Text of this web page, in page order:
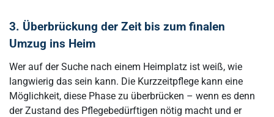
3. Überbrückung der Zeit bis zum finalen
Umzug ins Heim
Wer auf der Suche nach einem Heimplatz ist weiß, wie
langwierig das sein kann. Die Kurzzeitpflege kann eine
Möglichkeit, diese Phase zu überbrücken – wenn es denn
der Zustand des Pflegebedürftigen nötig macht und er